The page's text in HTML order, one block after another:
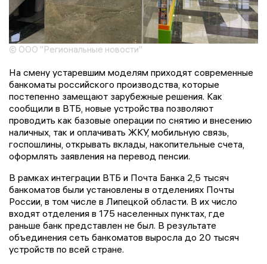
© ООО "Региональные новости"
На смену устаревшим моделям приходят современные
банкоматы российского производства, которые
постепенно замещают зарубежные решения. Как
сообщили в ВТБ, новые устройства позволяют
проводить как базовые операции по снятию и внесению
наличных, так и оплачивать ЖКУ, мобильную связь,
госпошлины, открывать вклады, накопительные счета,
оформлять заявления на перевод пенсии.
В рамках интеграции ВТБ и Почта Банка 2,5 тысяч
банкоматов были установлены в отделениях Почты
России, в том числе в Липецкой области. В их число
входят отделения в 175 населенных пунктах, где
раньше банк представлен не был. В результате
объединения сеть банкоматов выросла до 20 тысяч
устройств по всей стране.